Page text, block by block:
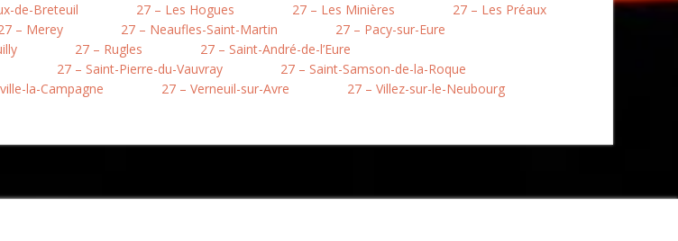
de-Breteuil 27 – Les Hogues 27 – Les Minières
27 – Les Préaux
– Merey 27 – Neaufles-Saint-Martin
27 – Pacy-sur-Eure
27 – Rugles
27 – Saint-André-de-l’Eure
27 – Saint-Pierre-du-Vauvray
27 – Saint-Samson-de-la-Roque
la-Campagne 27 – Verneuil-sur-Avre 27 – Villez-sur-le-Neubourg